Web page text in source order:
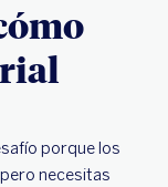
porque los
necesitas